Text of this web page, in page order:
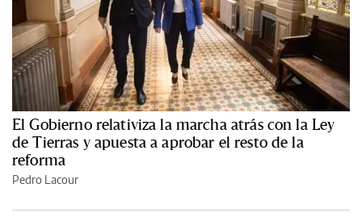
El Gobierno relativiza la marcha atrás con la Ley
de Tierras y apuesta a aprobar el resto de la
reforma
Pedro Lacour